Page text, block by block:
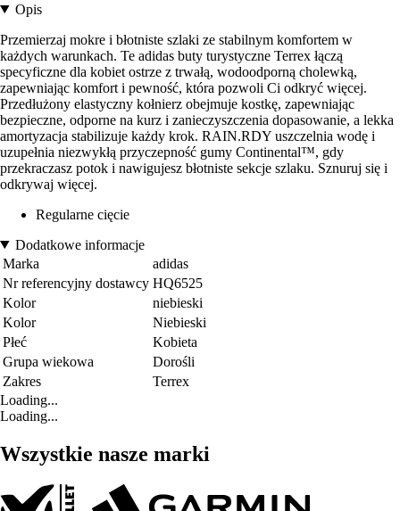
Opis
Przemierzaj mokre i błotniste szlaki ze stabilnym komfortem w
każdych warunkach. Te adidas buty turystyczne Terrex łączą
specyficzne dla kobiet ostrze z trwałą, wodoodporną cholewką,
zapewniając komfort i pewność, która pozwoli Ci odkryć więcej.
Przedłużony elastyczny kołnierz obejmuje kostkę, zapewniając
bezpieczne, odporne na kurz i zanieczyszczenia dopasowanie, a lekka
amortyzacja stabilizuje każdy krok. RAIN.RDY uszczelnia wodę i
uzupełnia niezwykłą przyczepność gumy Continental™, gdy
przekraczasz potok i nawigujesz błotniste sekcje szlaku. Sznuruj się i
odkrywaj więcej.
Regularne cięcie
Dodatkowe informacje
Marka
adidas
Nr referencyjny dostawcy HQ6525
Kolor
niebieski
Kolor
Niebieski
Płeć
Kobieta
Grupa wiekowa
Dorośli
Zakres
Terrex
Loading...
Loading...
Wszystkie nasze marki